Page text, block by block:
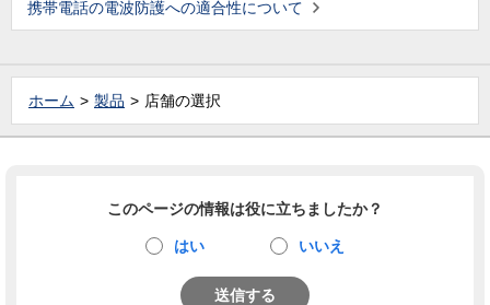
携帯電話の電波防護への適合性について
ホーム 製品 店舗の選択
このページの情報は役に立ちましたか？
はい いいえ
送信する